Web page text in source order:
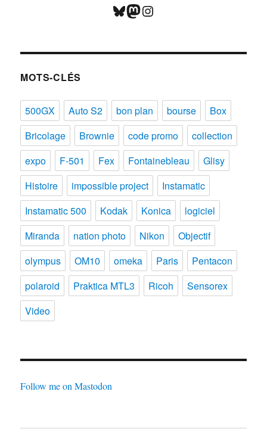
Bluesky
Mastodon
Instagram
MOTS-CLÉS
500GX Auto S2 bon plan bourse
Box
Bricolage
Brownie code promo
collection
expo
F-501 Fex Fontainebleau
Glisy
Histoire
impossible project
Instamatic
Instamatic 500
Kodak Konica
logiciel
Miranda
nation photo Nikon
Objectif
olympus
OM10 omeka Paris
Pentacon
polaroid
Praktica MTL3 Ricoh
Sensorex
Video
Follow me on Mastodon